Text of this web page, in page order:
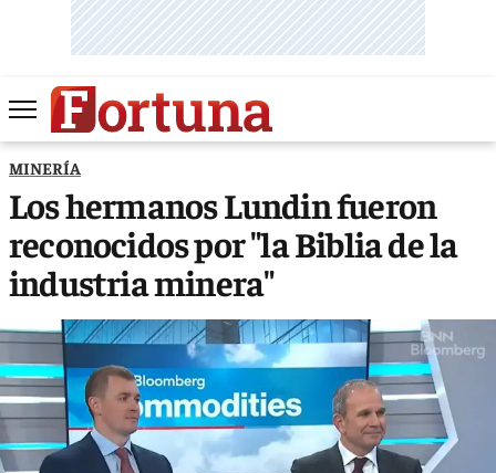
MINERÍA
Los hermanos Lundin fueron
reconocidos por "la Biblia de la
industria minera"